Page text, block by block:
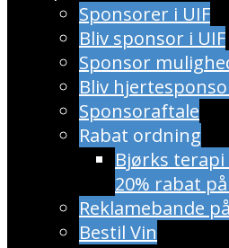
Sponsorer i UIF
Bliv sponsor i UIF
Sponsor
Bliv
Sponsoraftale
Rabat ordning
​Bjørks
20% rabat
Reklamebande
Bestil Vin